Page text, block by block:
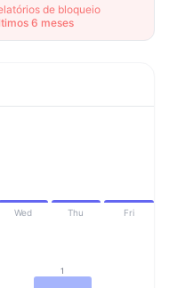
de bloqueio
6 meses
Wed Thu Fri
1